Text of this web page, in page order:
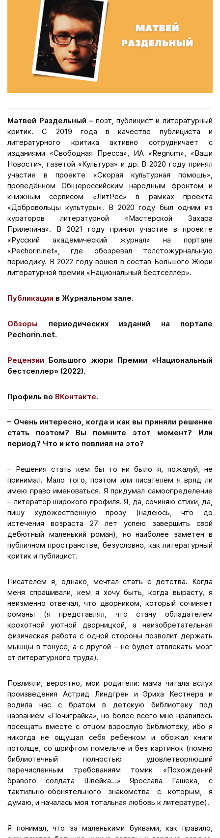
Матвей Раздельный – поэт, публицист и литературный
критик. С 2019 года в качестве публициста и
литературного критика активно сотрудничает с
изданиями «Свободная Пресса», ИА «Regnum», «Ваши
Новости», газетой «Культура» и др. В 2020 году принял
участие в проекте «Скорая культурная помощь»,
проведённом Общероссийским народным фронтом и
книжным сервисом «ЛитРес» в рамках проекта
«Добровольцы культуры». В 2020 году был одним из
кураторов литературной «Мастерской Захара
Прилепина». В 2021 году принял участие в проекте
«Русский академический журнал» на портале
«Pechorin.net», где обозревал толстожурнальную
периодику. В 2022 году вошёл в состав Большого Жюри
литературной премии «Национальный бестселлер».
Публикации в Журнальном зале.
Обзоры периодических изданий на портале
Pechorin.net.
Рецензии Большого жюри Премии «Национальный
бестселлер» (2022).
Профиль во ВКонтакте.
– Очень интересно, когда и как вы приняли решение
стать поэтом? Вы помните этот момент? Или
период? Что и кто повлиял на это?
– Решения стать кем бы то ни было я, пожалуй, не
принимал. Мало того, поэтом или писателем я вряд ли
имею право именоваться. Я придумал самоопределение
– литератор широкого профиля. Я, да, сочиняю стихи, да,
пишу художественную прозу (надеюсь, что до
истечения возраста 27 лет успею завершить свой
дебютный маленький роман), но наиболее заметен в
публичном пространстве, безусловно, как литературный
критик и публицист.
Писателем я, однако, мечтал стать с детства. Когда
меня спрашивали, кем я хочу быть, когда вырасту, я
неизменно отвечал, что дворником, который сочиняет
романы (я представлял, что стану обладателем
крохотной уютной дворницкой, а неизобретательная
физическая работа с одной стороны позволит держать
мышцы в тонусе, а с другой – не будет отвлекать мозг
от литературного труда).
Повлияли, вероятно, мои родители: мама читала вслух
произведения Астрид Линдгрен и Эриха Кестнера и
водила нас с братом в детскую библиотеку под
названием «Почиграйка», но более всего мне нравилось
посещать вместе с отцом взрослую библиотеку, ибо я
никогда не ощущал себя ребёнком и обожал книги
потолще, со шрифтом помельче и без картинок (помню
библиотечный полностью удовлетворяющий
перечисленным требованиям томик «Похождений
бравого солдата Швейка…» Ярослава Гашека, с
тактильно-обонятельного знакомства с которым, я
думаю, и началась моя тотальная любовь к литературе).
Я понимал, что за маленькими буквами, как правило,